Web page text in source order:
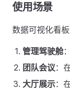
使用场景
数据可视化看
管理驾驶舱
团队会议：
大厅展示：